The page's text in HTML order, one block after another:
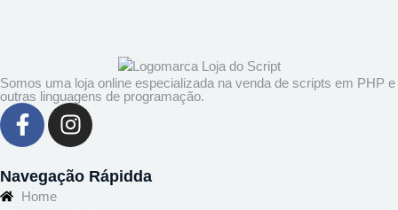
Somos uma loja online especializada na venda de scripts em PHP e
outras linguagens de programação.
Navegação Rápidda
Home